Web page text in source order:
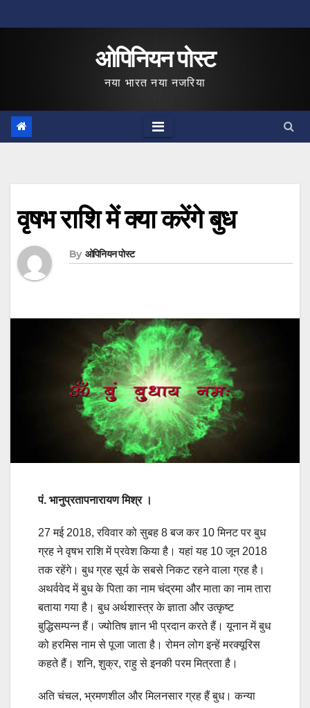
to
ओपिनियन पोस्ट
नया भारत नया नजरिया
वृषभ राशि में क्‍या करेंगे बुध
By ओपिनियन पोस्ट
पं. भानुप्रतापनारायण मिश्र ।
27 मई 2018, रविवार को सुबह 8 बज कर 10 मिनट पर बुध
ग्रह ने वृषभ राशि में प्रवेश किया है। यहां यह 10 जून 2018
तक रहेंगे। बुध ग्रह सूर्य के सबसे निकट रहने वाला ग्रह है।
अथर्ववेद में बुध के पिता का नाम चंद्रमा और माता का नाम तारा
बताया गया है। बुध अर्थशास्त्र के ज्ञाता और उत्कृष्ट
बुद्धिसम्पन्न हैं। ज्योतिष ज्ञान भी प्रदान करते हैं। यूनान में बुध
को हरमिस नाम से पूजा जाता है। रोमन लोग इन्हें मरक्यूरिस
कहते हैं। शनि, शुक्र, राहु से इनकी परम मित्रता है।
अति चंचल, भ्रमणशील और मिलनसार ग्रह हैं बुध। कन्या